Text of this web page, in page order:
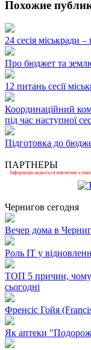
Похожие
24 сесія міськради
Про бюджет та
12 питань сесії
Координаційний
під час наступної
Підготовка до
ПАРТНЕРЫ
Інформація надається виключно з
Чернигов сегодня
Вечер дома в
Роль ІТ у
ТОП 5 причин, чому
сьогодні
Френсіс Гойя
Як аптеки